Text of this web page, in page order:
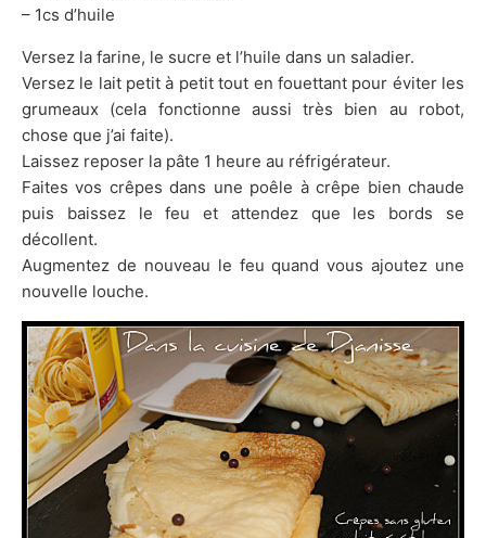
– 1cs d’huile
Versez la farine, le sucre et l’huile dans un saladier.
Versez le lait petit à petit tout en fouettant pour éviter les
grumeaux (cela fonctionne aussi très bien au robot,
chose que j’ai faite).
Laissez reposer la pâte 1 heure au réfrigérateur.
Faites vos crêpes dans une poêle à crêpe bien chaude
puis baissez le feu et attendez que les bords se
décollent.
Augmentez de nouveau le feu quand vous ajoutez une
nouvelle louche.